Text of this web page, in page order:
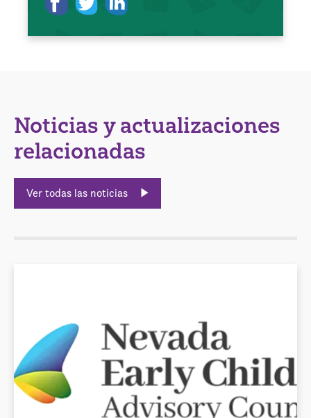
Noticias y actualizaciones
relacionadas
Ver todas las noticias